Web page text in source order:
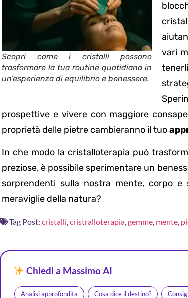
Scopri come i cristalli possono
trasformare la tua routine quotidiana in
un’esperienza di equilibrio e benessere.
vari
prospettive e vivere con maggiore
proprietà delle pietre cambieranno il tuo
In che modo la cristalloterapia può
preziose, è possibile sperimentare un
sorprendenti sulla nostra mente, corpo
meraviglie della natura?
Tag Post: cristalli,cristralloterapia,gemme, mente,
Chiedi a Massimo AI
Analisi approfondita Cosa dice il destino?